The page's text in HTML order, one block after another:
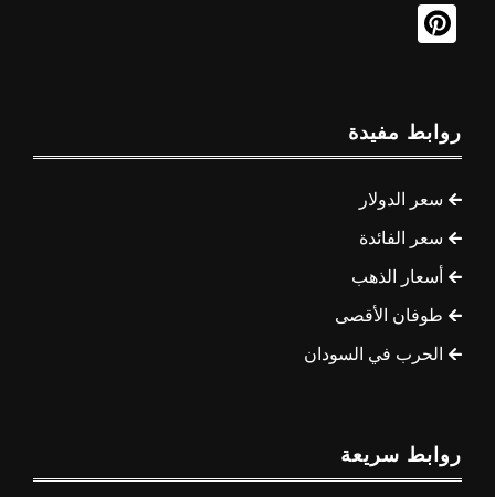
روابط مفيدة
سعر الدولار
سعر الفائدة
أسعار الذهب
طوفان الأقصى
الحرب في السودان
روابط سريعة